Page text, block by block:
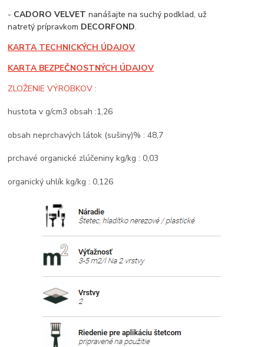
- CADORO VELVET nanášajte na suchý podklad, už
natretý prípravkom DECORFOND.
KARTA TECHNICKÝCH ÚDAJOV
KARTA BEZPEČNOSTNÝCH ÚDAJOV
ZLOŽENIE VÝROBKOV :
hustota v g/cm3 obsah :1,26
obsah neprchavých látok (sušiny)% : 48,7
prchavé organické zlúčeniny kg/kg : 0,03
organický uhlík kg/kg : 0,126